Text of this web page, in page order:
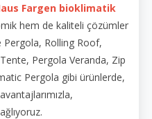
Fargen bioklimatik
hem de kaliteli çözümler
Rolling Roof,
Pergola Veranda, Zip
Pergola gibi ürünlerde,